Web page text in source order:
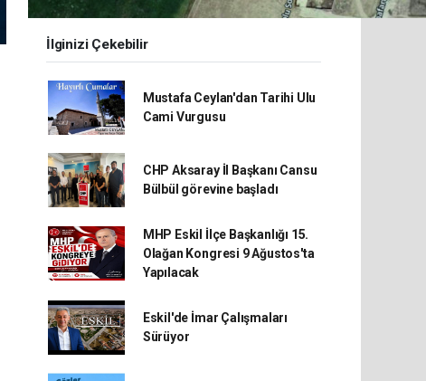
İlginizi Çekebilir
Mustafa Ceylan'dan Tarihi Ulu
Cami Vurgusu
CHP Aksaray İl Başkanı Cansu
Bülbül görevine başladı
MHP Eskil İlçe Başkanlığı 15.
Olağan Kongresi 9 Ağustos'ta
Yapılacak
Eskil'de İmar Çalışmaları
Sürüyor